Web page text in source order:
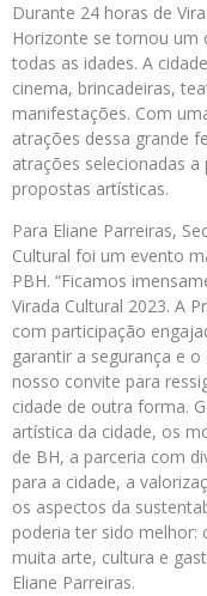
Durante 24 horas de
Horizonte se tornou um
todas as idades. A
cinema, brincadeiras,
manifestações. Com
atrações dessa grande
atrações selecionadas
propostas artísticas.
Para Eliane Parreiras,
Cultural foi um evento
PBH. “Ficamos
Virada Cultural 2023. A
com participação
garantir a segurança e
nosso convite para
cidade de outra forma.
artística da cidade, os
de BH, a parceria com
para a cidade, a
os aspectos da
poderia ter sido melhor:
muita arte, cultura e
Eliane Parreiras.